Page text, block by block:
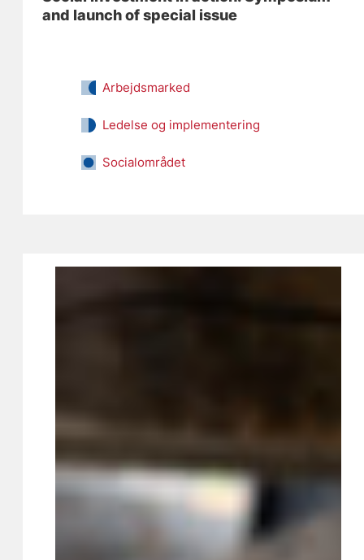
and launch of special issue
Arbejdsmarked
Ledelse og implementering
Socialområdet